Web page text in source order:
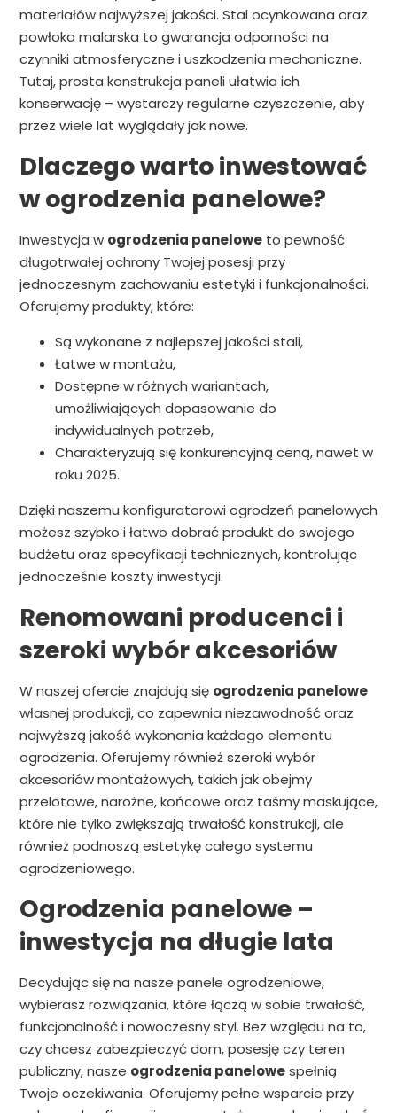
materiałów najwyższej jakości. Stal ocynkowana oraz
powłoka malarska to gwarancja odporności na
czynniki atmosferyczne i uszkodzenia mechaniczne.
Tutaj, prosta konstrukcja paneli ułatwia ich
konserwację – wystarczy regularne czyszczenie, aby
przez wiele lat wyglądały jak nowe.
Dlaczego warto inwestować
w ogrodzenia panelowe?
Inwestycja w ogrodzenia paneloweto pewność
długotrwałej ochrony Twojej posesji przy
jednoczesnym zachowaniu estetyki i funkcjonalności.
Oferujemy produkty, które:
Są wykonane z najlepszej jakości stali,
Łatwe w montażu,
Dostępne w różnych wariantach,
umożliwiających dopasowanie do
indywidualnych potrzeb,
Charakteryzują się konkurencyjną ceną, nawet w
roku 2025.
Dzięki naszemu konfiguratorowi ogrodzeń panelowych
możesz szybko i łatwo dobrać produkt do swojego
budżetu oraz specyfikacji technicznych, kontrolując
jednocześnie koszty inwestycji.
Renomowani producenci i
szeroki wybór akcesoriów
W naszej ofercie znajdują się ogrodzenia panelowe
własnej produkcji, co zapewnia niezawodność oraz
najwyższą jakość wykonania każdego elementu
ogrodzenia. Oferujemy również szeroki wybór
akcesoriów montażowych, takich jak obejmy
przelotowe, narożne, końcowe oraz taśmy maskujące,
które nie tylko zwiększają trwałość konstrukcji, ale
również podnoszą estetykę całego systemu
ogrodzeniowego.
Ogrodzenia panelowe –
inwestycja na długie lata
Decydując się na nasze panele ogrodzeniowe,
wybierasz rozwiązania, które łączą w sobie trwałość,
funkcjonalność i nowoczesny styl. Bez względu na to,
czy chcesz zabezpieczyć dom, posesję czy teren
publiczny, nasze ogrodzenia panelowespełnią
Twoje oczekiwania. Oferujemy pełne wsparcie przy